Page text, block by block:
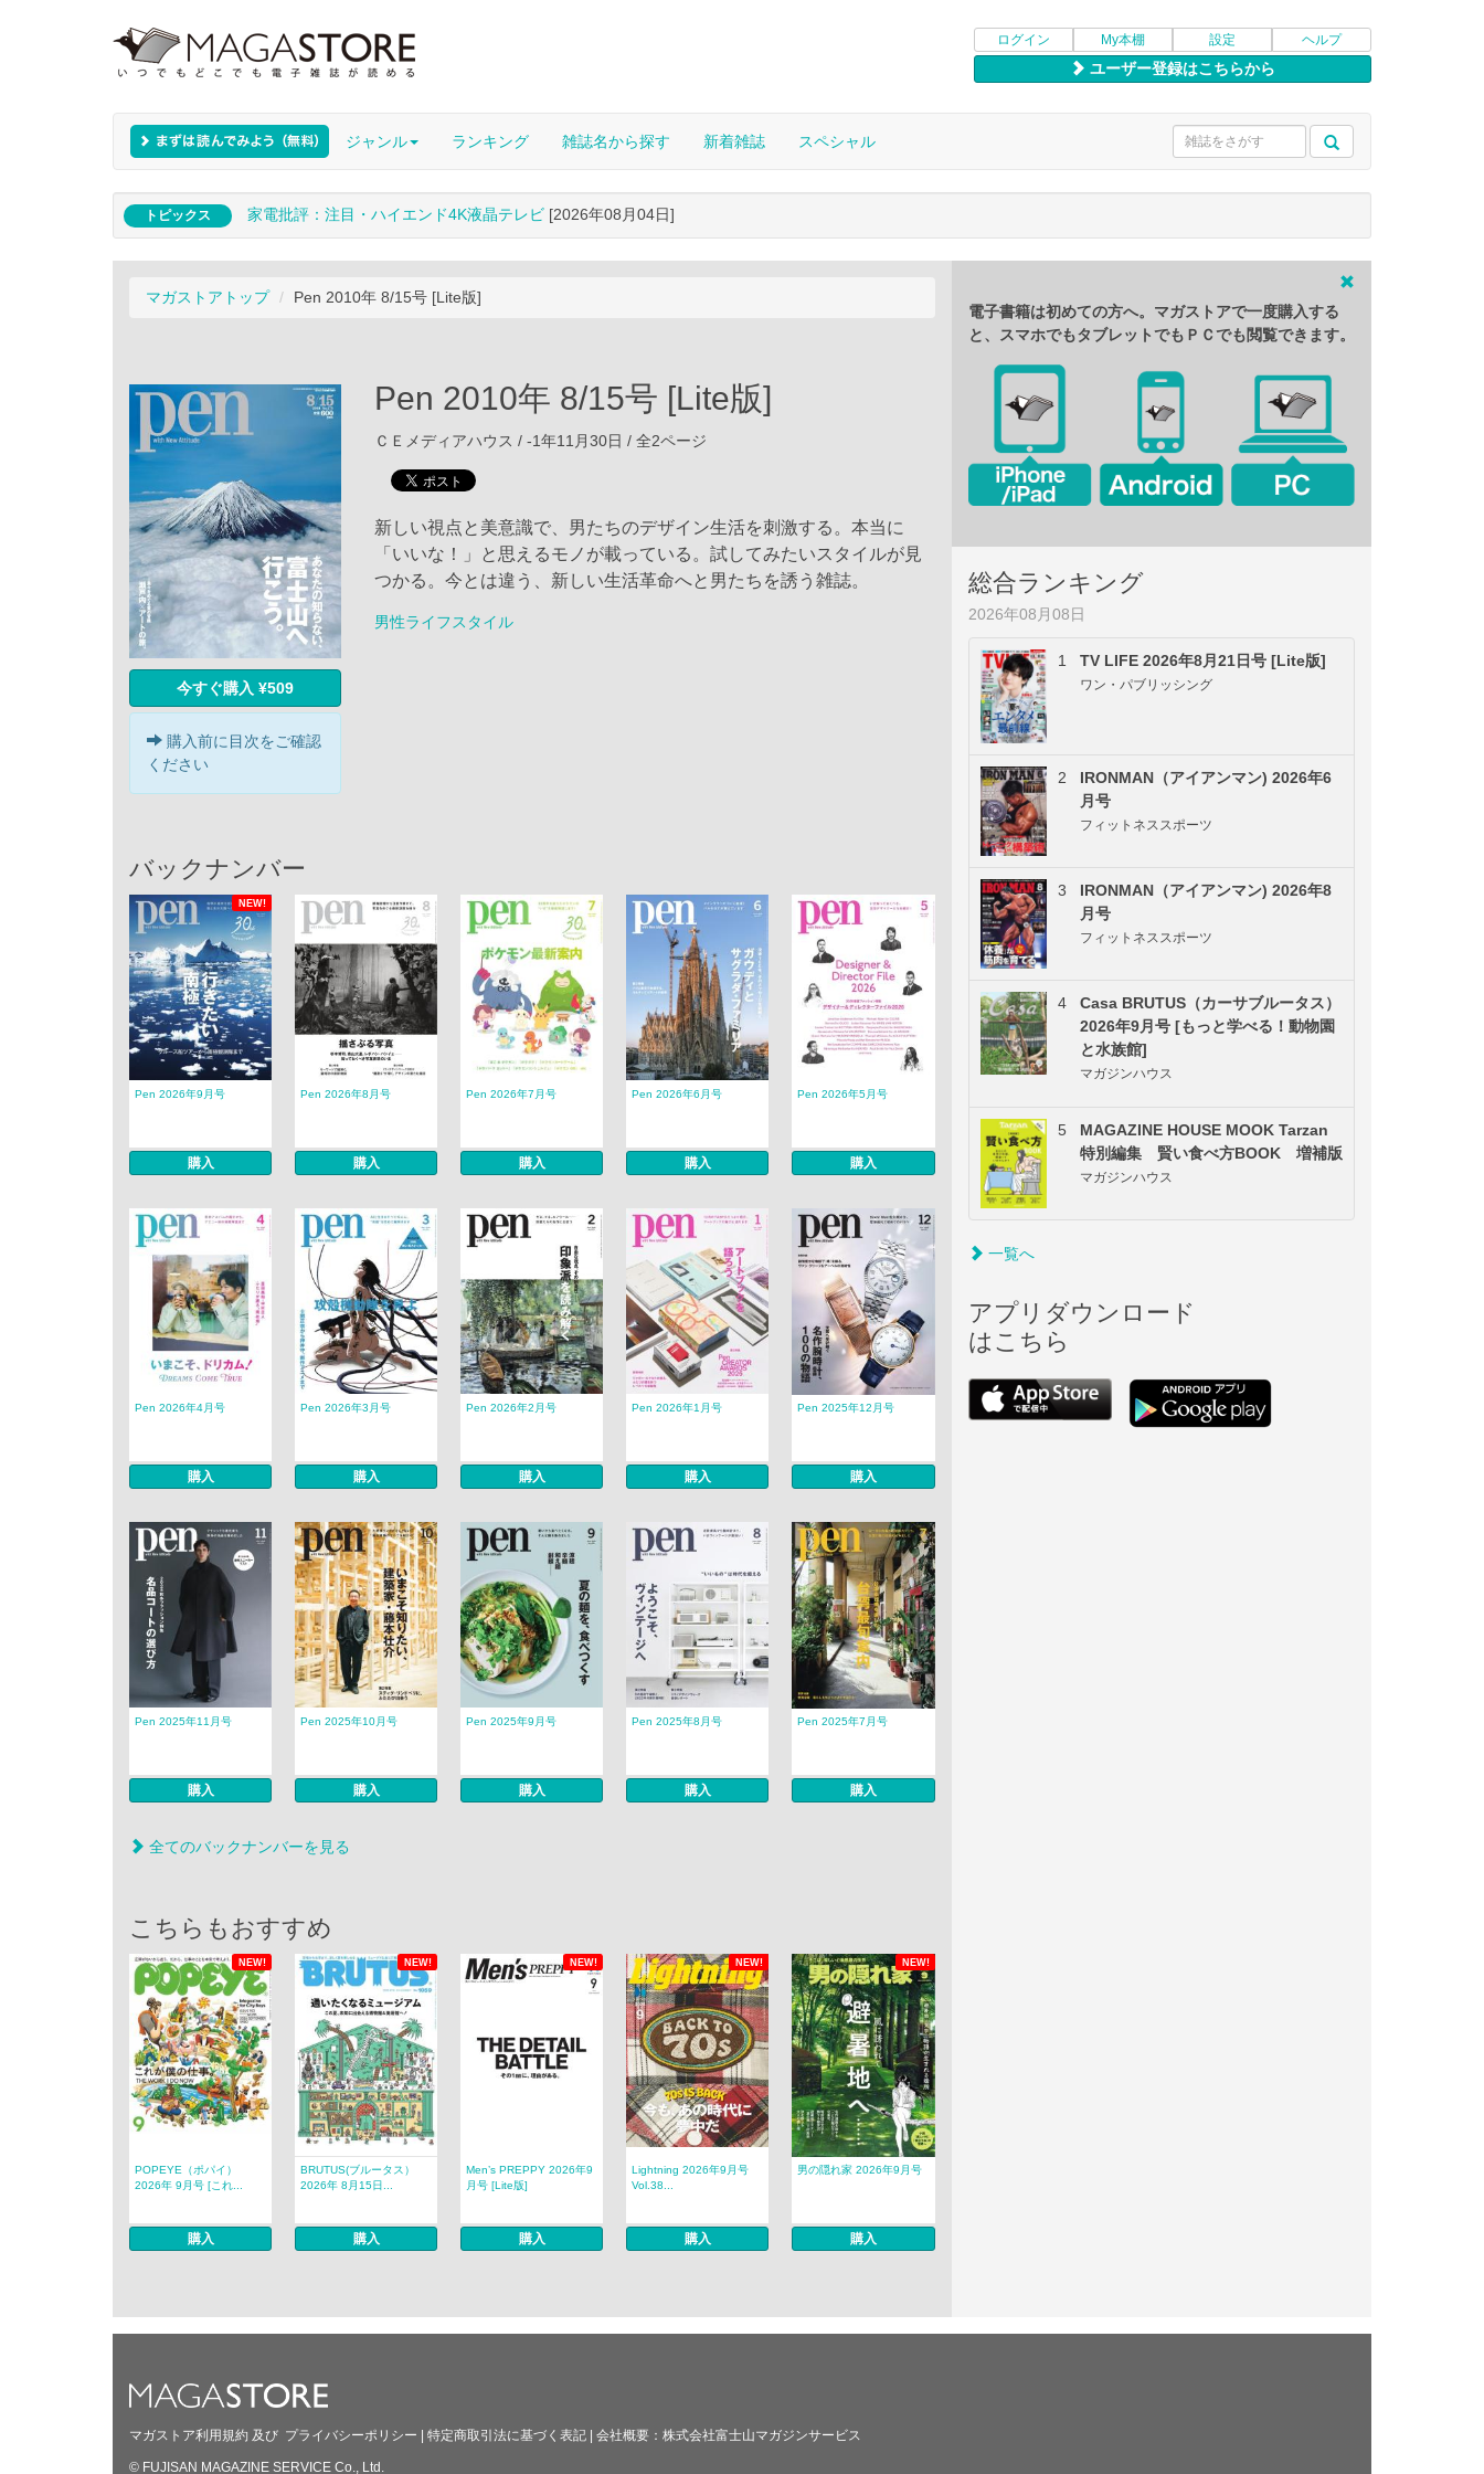
ログイン My本棚 設定 ヘルプ
ユーザー登録はこちらから
ジャンル ランキング 雑誌名から探す 新着雑誌 スペシャル
トピックス 家電批評：注目・ハイエンド4K液晶テレビ [2026年08月04日]
マガストアトップ Pen 2010年 8/15号 [Lite版]
今すぐ購入 ¥509
購入前に目次をご確認
ください
Pen 2010年 8/15号 [Lite版]
ＣＥメディアハウス / -1年11月30日 / 全2ページ
新しい視点と美意識で、男たちのデザイン生活を刺激する。本当に
「いいな！」と思えるモノが載っている。試してみたいスタイルが見
つかる。今とは違う、新しい生活革命へと男たちを誘う雑誌。
男性ライフスタイル
バックナンバー
NEW!
Pen 2026年9月号
購入
Pen 2026年8月号
購入
Pen 2026年7月号
購入
Pen 2026年6月号
購入
Pen 2026年5月号
購入
Pen 2026年4月号
購入
Pen 2026年3月号
購入
Pen 2026年2月号
購入
Pen 2026年1月号
購入
Pen 2025年12月号
購入
Pen 2025年11月号
購入
Pen 2025年10月号
購入
Pen 2025年9月号
購入
Pen 2025年8月号
購入
Pen 2025年7月号
購入
全てのバックナンバーを見る
こちらもおすすめ
NEW! NEW! NEW! NEW! NEW!
POPEYE（ポパイ）
2026年 9月号 [これ...
購入
BRUTUS(ブルータス）
2026年 8月15日...
購入
Men’s PREPPY 2026年9
月号 [Lite版]
購入
Lightning 2026年9月号
Vol.38...
購入
男の隠れ家 2026年9月号
購入
電子書籍は初めての方へ。マガストアで一度購入する
と、スマホでもタブレットでもＰＣでも閲覧できます。
総合ランキング
2026年08月08日
1 TV LIFE 2026年8月21日号 [Lite版]
ワン・パブリッシング
2
IRONMAN（アイアンマン) 2026年6
月号
フィットネススポーツ
3
IRONMAN（アイアンマン) 2026年8
月号
フィットネススポーツ
4
Casa BRUTUS（カーサブルータス）
2026年9月号 [もっと学べる！動物園
と水族館]
マガジンハウス
5
MAGAZINE HOUSE MOOK Tarzan
特別編集 賢い食べ方BOOK 増補版
マガジンハウス
一覧へ
アプリダウンロード
はこちら
マガストア利用規約 及び プライバシーポリシー 特定商取引法に基づく表記 会社概要： 株式会社富士山マガジンサービス
© FUJISAN MAGAZINE SERVICE Co., Ltd.